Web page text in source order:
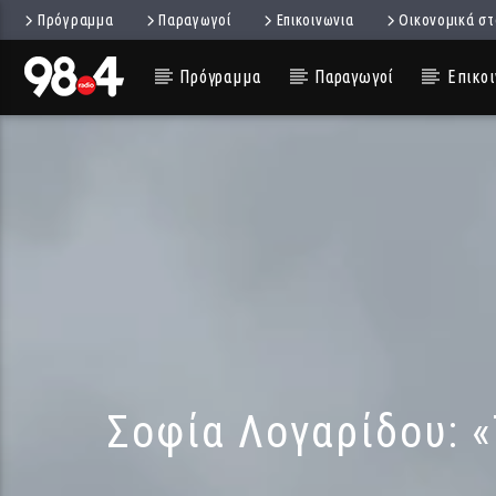
Πρόγραμμα Παραγωγοί Επικοινωνια Οικονομικά
Πρόγραμμα Παραγωγοί
Σοφία Λογαρίδου: